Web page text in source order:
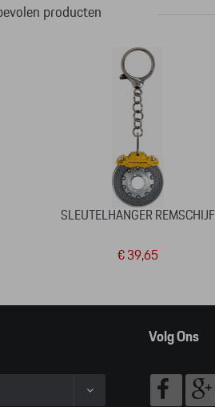
producten
SLEUTELHANGER REMSCHIJF
€ 39,65
Volg Ons